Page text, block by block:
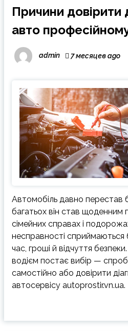
Причини довірити
авто
admin 7 месяцев ago
Автомобіль давно
багатьох він став щоденним
сімейних справах і
несправності сприймаються
час, гроші й відчуття
водієм постає вибір —
самостійно або довірити
автосервісу autoprostir.vn.ua.